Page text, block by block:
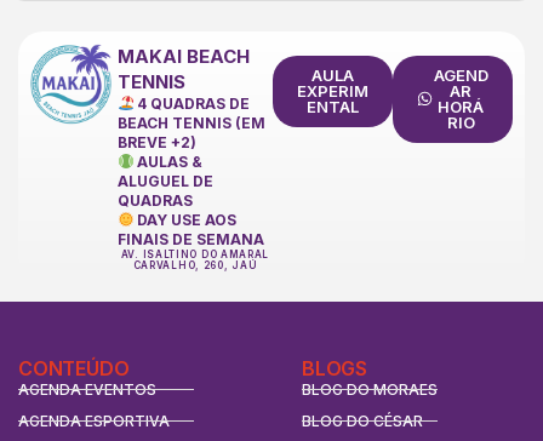
MAKAI BEACH
TENNIS
4 QUADRAS DE
BEACH TENNIS (EM
BREVE +2)
AULAS &
ALUGUEL DE
QUADRAS
DAY USE AOS
FINAIS DE SEMANA
AV. ISALTINO DO AMARAL
CARVALHO, 260, JAÚ
AULA
EXPERIM
ENTAL
AGEND
AR
HORÁ
RIO
CONTEÚDO
AGENDA EVENTOS
AGENDA ESPORTIVA
BLOGS
BLOG DO MORAES
BLOG DO CÉSAR